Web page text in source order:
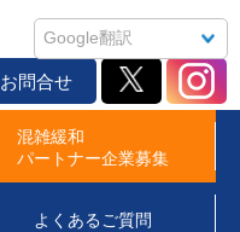
お問合せ
混雑緩和
パートナー企業募集
よくあるご質問